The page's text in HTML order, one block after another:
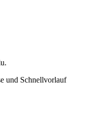
und Schnellvorlauf